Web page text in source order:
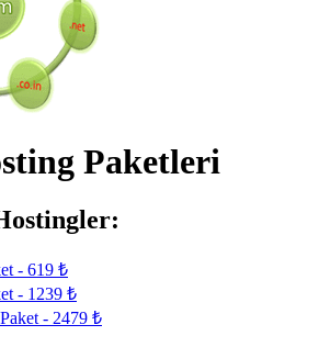
Paketleri
- 619 ₺
- 1239 ₺
- 2479 ₺